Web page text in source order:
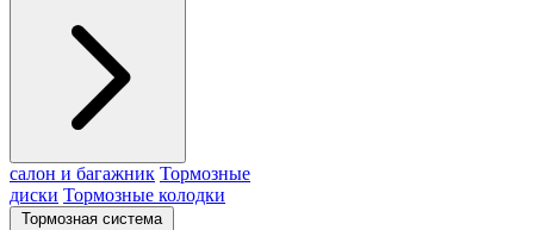
салон и багажник Тормозные
диски Тормозные колодки
Тормозная система